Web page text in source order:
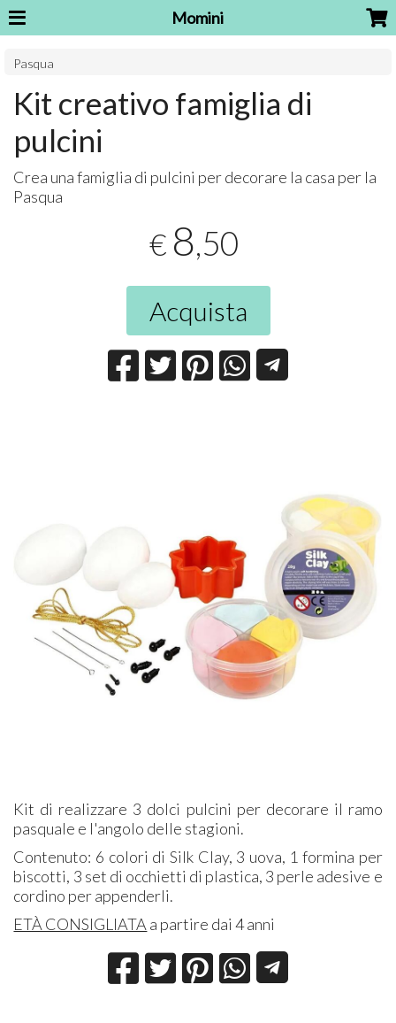
Momini
Pasqua
Kit creativo famiglia di
pulcini
Crea una famiglia di pulcini per decorare la casa per la
Pasqua
€ 8,50
Acquista
Kit di realizzare 3 dolci pulcini per decorare il ramo
pasquale e l'angolo delle stagioni.
Contenuto: 6 colori di Silk Clay, 3 uova, 1 formina per
biscotti, 3 set di occhietti di plastica, 3 perle adesive e
cordino per appenderli.
ETÀ CONSIGLIATAa partire dai 4 anni